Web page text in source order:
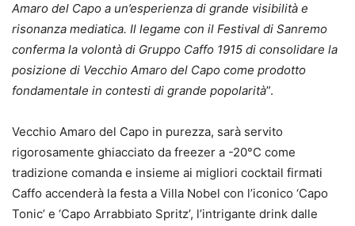
Amaro del Capo a un’esperienza di grande visibilità e
risonanza mediatica. Il legame con il Festival di Sanremo
conferma la volontà di Gruppo Caffo 1915 di consolidare la
posizione di Vecchio Amaro del Capo come prodotto
fondamentale in contesti di grande popolarità”.
Vecchio Amaro del Capo in purezza, sarà servito
rigorosamente ghiacciato da freezer a -20°C come
tradizione comanda e insieme ai migliori cocktail firmati
Caffo accenderà la festa a Villa Nobel con l’iconico ‘Capo
Tonic’ e ‘Capo Arrabbiato Spritz’, l’intrigante drink dalle